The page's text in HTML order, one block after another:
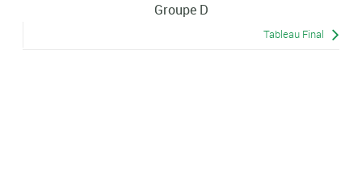
Groupe D
Tableau Final